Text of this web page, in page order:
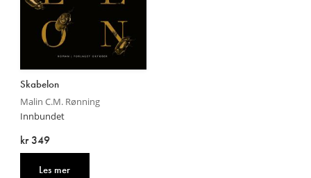
Skabelon
Malin C.M. Rønning
Innbundet
kr 349
Les mer